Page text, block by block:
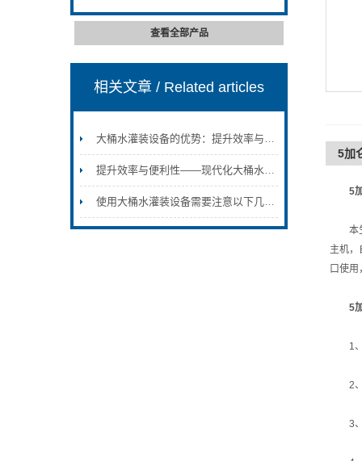
查看全部产品
相关文章/ Related articles
大桶水灌装设备的优势：提升效率与品质的双重保障
提升效率与便利性——现代化大桶水灌装设备
使用大桶水灌装设备需要注意以下几个问题
5加
5
本生
主机，
口使
5
1、
2、
3、